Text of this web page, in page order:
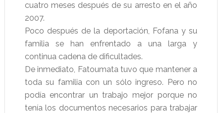
cuatro meses después de su arresto en el año
2007.
Poco después de la deportación, Fofana y su
familia se han enfrentado a una larga y
continua cadena de dificultades.
De inmediato, Fatoumata tuvo que mantener a
toda su familia con un sólo ingreso. Pero no
podía encontrar un trabajo mejor porque no
tenía los documentos necesarios para trabajar